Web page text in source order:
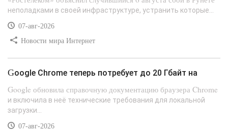
неполадками в своей инфраструктуре, устранить которые...
07-авг-2026
Новости мира Интернет
Google Chrome теперь потребует до 20 Гбайт на
Google обновила справочную документацию браузера Chrome
и включила в неё технические требования для локальной
загрузки...
07-авг-2026